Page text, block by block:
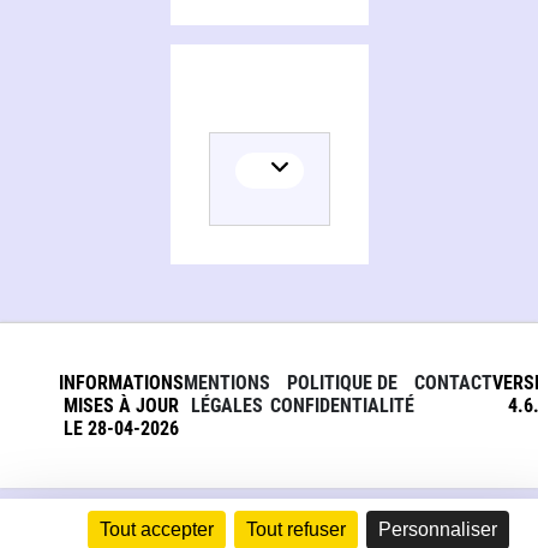
Tout accepter Tout refuser Personnaliser
INFORMATIONS
MISES À JOUR
LE 28-04-2026
MENTIONS
LÉGALES
POLITIQUE DE
CONFIDENTIALITÉ
CONTACT